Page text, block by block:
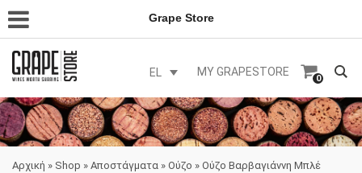
Grape Store
EL MY GRAPESTORE
0
Αρχική » Shop » Αποστάγματα » Ούζο » Ούζο Βαρβαγιάννη Μπλέ